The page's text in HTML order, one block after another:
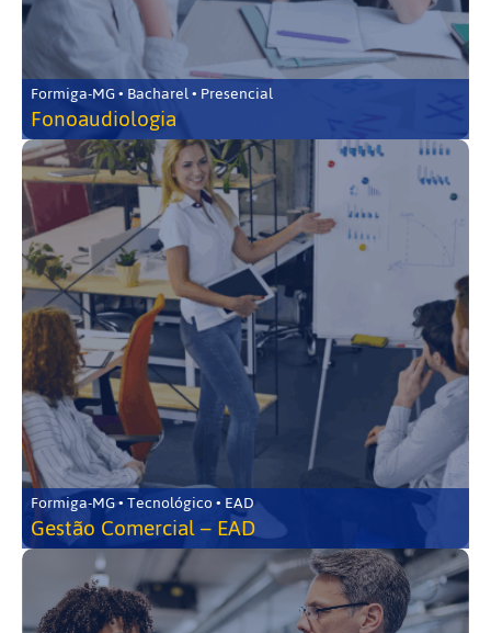
Formiga-MG • Bacharel • Presencial
Fonoaudiologia
Formiga-MG • Tecnológico • EAD
Gestão Comercial – EAD